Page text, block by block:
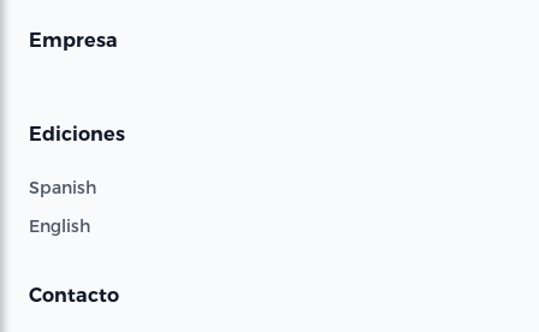
Empresa
Ediciones
Spanish
English
Contacto